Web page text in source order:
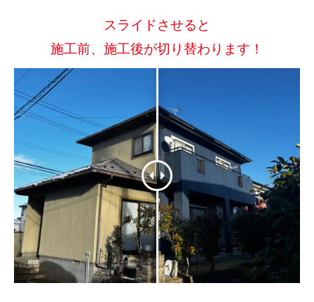
スライドさせると
施工前、施工後が切り替わります！